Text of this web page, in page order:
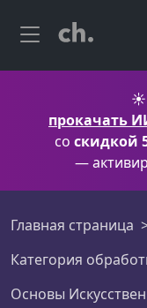
☀️
прокачать
со скидкой
—
Главная страница
Категория
Основы